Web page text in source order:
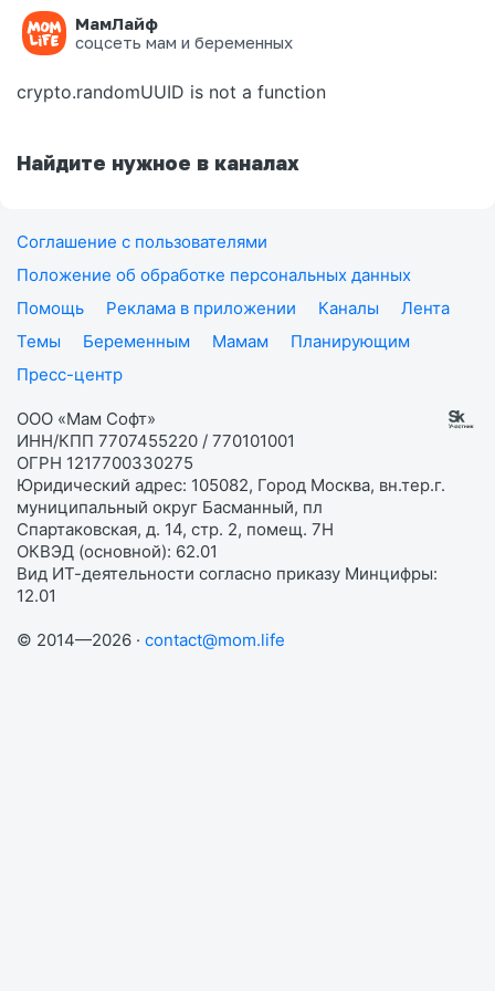
МамЛайф
соцсеть мам и беременных
Ошибка на странице
crypto.randomUUID is not a function
Найдите нужное в каналах
Соглашение с пользователями
Положение об обработке персональных данных
Помощь
Реклама в приложении Каналы
Лента
Темы
Беременным Мамам
Планирующим
Пресс-центр
ООО «Мам Софт»
ИНН/КПП 7707455220 / 770101001
ОГРН 1217700330275
Юридический адрес: 105082, Город Москва, вн.тер.г.
муниципальный округ Басманный, пл
Спартаковская, д. 14, стр. 2, помещ. 7Н
ОКВЭД (основной): 62.01
Вид ИТ-деятельности согласно приказу Минцифры:
12.01
© 2014—2026 · contact@mom.life